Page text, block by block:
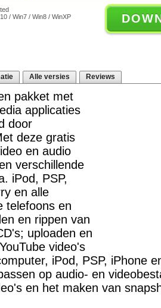
/ Win7 / Win8 / WinXP
Alle versies Reviews
pakket met
applicaties
door
deze gratis
en audio
verschillende
iPod, PSP,
en alle
telefoons en
en rippen van
uploaden en
video's
iPod, PSP, iPhone
op audio- en
en het maken van